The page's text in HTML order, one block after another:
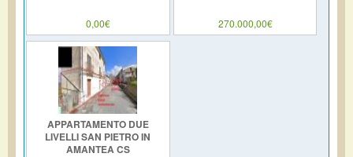
0,00€ 270.000,00€
APPARTAMENTO DUE
LIVELLI SAN PIETRO IN
AMANTEA CS